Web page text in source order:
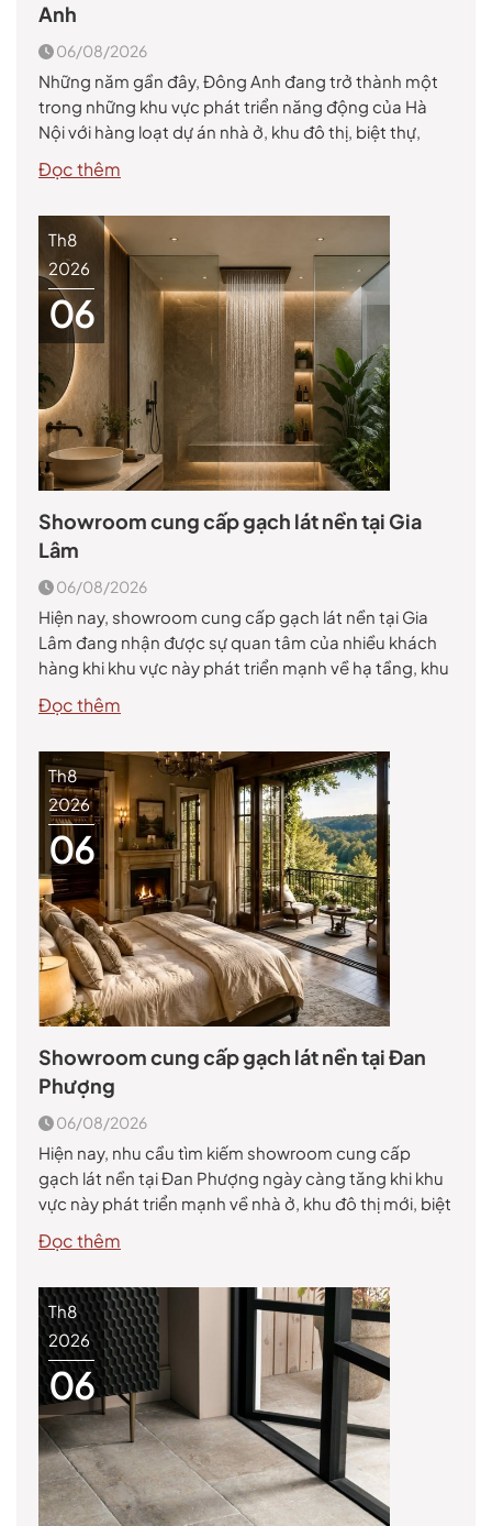
Anh
06/08/2026
Những năm gần đây, Đông Anh đang trở thành một
trong những khu vực phát triển năng động của Hà
Nội với hàng loạt dự án nhà ở, khu đô thị, biệt thự,
chung cư và công trình thương mại được triển khai.
Điều này kéo theo nhu cầu tìm kiếm showroom cung
Đọc thêm
Th8
2026
06
Showroom cung cấp gạch lát nền tại Gia
Lâm
06/08/2026
Hiện nay, showroom cung cấp gạch lát nền tại Gia
Lâm đang nhận được sự quan tâm của nhiều khách
hàng khi khu vực này phát triển mạnh về hạ tầng, khu
đô thị, chung cư, nhà phố và các công trình thương
mại. Gạch lát nền không chỉ là vật liệu hoàn thiện giúp
Đọc thêm
Th8
2026
06
Showroom cung cấp gạch lát nền tại Đan
Phượng
06/08/2026
Hiện nay, nhu cầu tìm kiếm showroom cung cấp
gạch lát nền tại Đan Phượng ngày càng tăng khi khu
vực này phát triển mạnh về nhà ở, khu đô thị mới, biệt
thự và các công trình thương mại. Gạch lát nền
không chỉ giúp hoàn thiện công trình mà còn góp
Đọc thêm
Th8
2026
06